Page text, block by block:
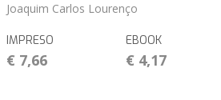
Joaquim Carlos Lourenço
IMPRESO
€ 7,66
EBOOK
€ 4,17